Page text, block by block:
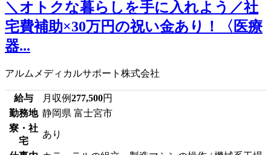
＼オトクな暮らしを手に入れよう／社
宅費補助×30万円の祝い金あり！〈医療
器...
アルムメディカルサポート株式会社
給与 月収例277,500円
勤務地 静岡県 富士宮市
寮・社
宅
あり